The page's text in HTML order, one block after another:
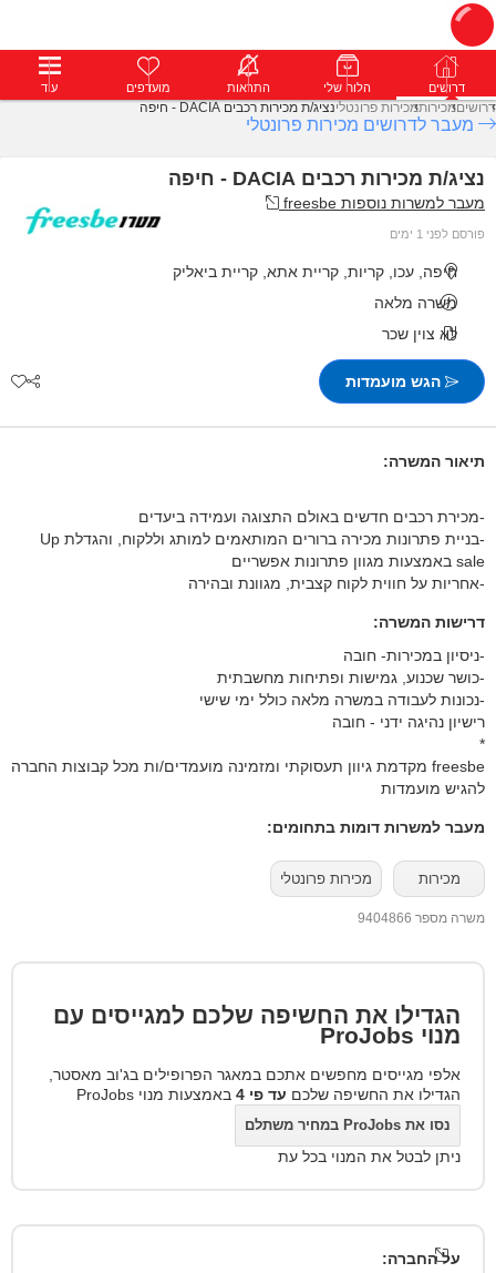
דרושים פרופילים הודעות פרימיום דרושים הלוח שלי התראות מועדפים עוד
דרושיםמכירותמכירות פרונטלינציג/ת מכירות רכבים DACIA - חיפה
מעבר לדרושים מכירות פרונטלי
נציג/ת מכירות רכבים DACIA - חיפה
מעבר למשרות נוספות freesbe
פורסם לפני 1 ימים
חיפה, עכו, קריות, קריית אתא, קריית ביאליק
משרה מלאה
לא צוין שכר
הגש מועמדות
תיאור המשרה:
-מכירת רכבים חדשים באולם התצוגה ועמידה ביעדים
-בניית פתרונות מכירה ברורים המותאמים למותג וללקוח, והגדלת Up
sale באמצעות מגוון פתרונות אפשריים
-אחריות על חווית לקוח קצבית, מגוונת ובהירה
דרישות המשרה:
freesbe מקדמת גיוון תעסוקתי ומזמינה מועמדים/ות מכל קבוצות החברה
להגיש מועמדות
מעבר למשרות דומות בתחומים:
מכירות מכירות פרונטלי
משרה מספר 9404866
הגדילו את החשיפה שלכם למגייסים עם
מנוי ProJobs
אלפי מגייסים מחפשים אתכם במאגר הפרופילים בג'וב מאסטר,
הגדילו את החשיפה שלכם עד פי 4 באמצעות מנוי ProJobs
נסו את ProJobs במחיר משתלם
ניתן לבטל את המנוי בכל עת
על החברה: